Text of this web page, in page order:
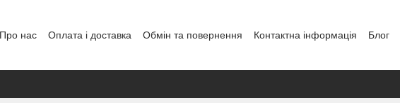
Про нас Оплата і доставка Обмін та повернення Контактна інформація Блог